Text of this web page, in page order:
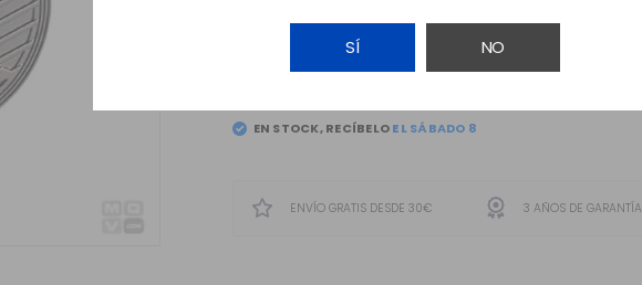
SÍ NO
EN STOCK, RECÍBELO
ENVÍO GRATIS DESDE 30€ 3 AÑOS DE GARANTÍA